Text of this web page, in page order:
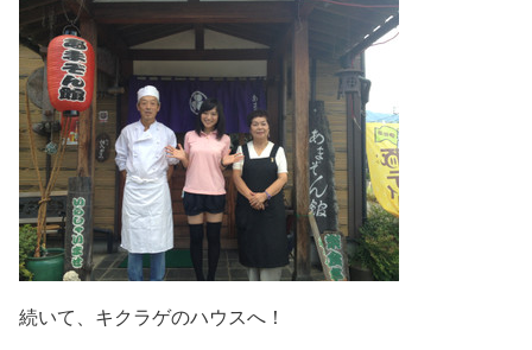
続いて、キクラゲのハウスへ！